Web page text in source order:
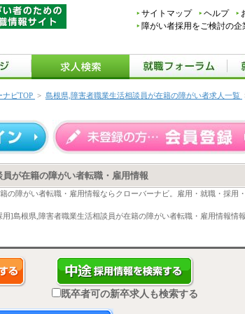
サイトマップ ヘルプ
障がい者採用をご検討の企
ナビTOP > 島根県,障害者職業生活相談員が在籍の障がい者求人一覧
が在籍の障がい者転職・雇用情報
の障がい者転職・雇用情報ならクローバーナビ。雇用・就職・採用
用]島根県,障害者職業生活相談員が在籍の障がい者転職・雇用情報情
既卒者可の新卒求人も検索する